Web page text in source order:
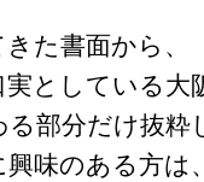
書面から、
としている大
る部分だけ抜
味のある方は